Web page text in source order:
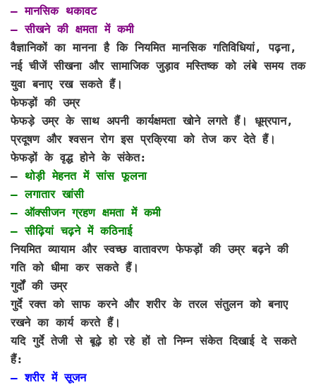
– मानसिक थकावट
– सीखने की क्षमता में कमी
वैज्ञानिकों का मानना है कि नियमित मानसिक गतिविधियां, पढ़ना,
नई चीजें सीखना और सामाजिक जुड़ाव मस्तिष्क को लंबे समय तक
युवा बनाए रख सकते हैं।
फेफड़ों की उम्र
फेफड़े उम्र के साथ अपनी कार्यक्षमता खोने लगते हैं। धूम्रपान,
प्रदूषण और श्वसन रोग इस प्रक्रिया को तेज कर देते हैं।
फेफड़ों के वृद्ध होने के संकेत:
– थोड़ी मेहनत में सांस फूलना
– लगातार खांसी
– ऑक्सीजन ग्रहण क्षमता में कमी
– सीढ़ियां चढ़ने में कठिनाई
नियमित व्यायाम और स्वच्छ वातावरण फेफड़ों की उम्र बढ़ने की
गति को धीमा कर सकते हैं।
गुर्दों की उम्र
गुर्दे रक्त को साफ करने और शरीर के तरल संतुलन को बनाए
रखने का कार्य करते हैं।
यदि गुर्दे तेजी से बूढ़े हो रहे हों तो निम्न संकेत दिखाई दे सकते
हैं:
– शरीर में सूजन